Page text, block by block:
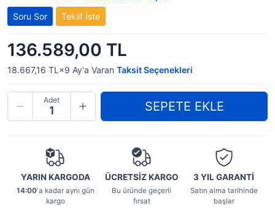
Soru Sor
Teklif İste
136.589,00 TL
18.667,16 TL×9 Ay'a Varan Taksit Seçenekleri
Adet
YARIN KARGODA
14:00'a kadar aynı gün
kargo
ÜCRETSİZ KARGO
Bu üründe geçerli
fırsat
3 YILGARANTİ
Satın alma tarihinde
başlar